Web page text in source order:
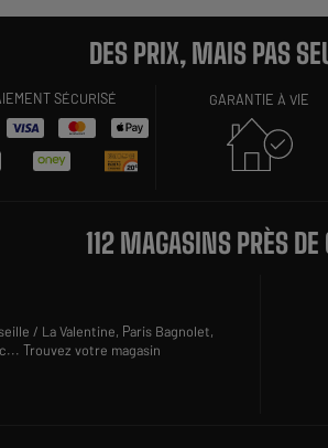
DES PRIX, MAIS PAS
SÉCURISÉ GARANTIE À VIE
112 MAGASINS PRÈS DE
/ La Valentine, Paris Bagnolet,
...Trouvez votre magasin